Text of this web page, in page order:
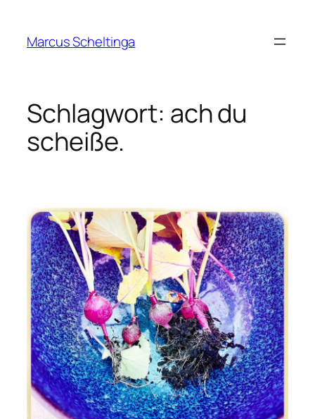
springen
Marcus Scheltinga
Schlagwort: ach du
scheiße.